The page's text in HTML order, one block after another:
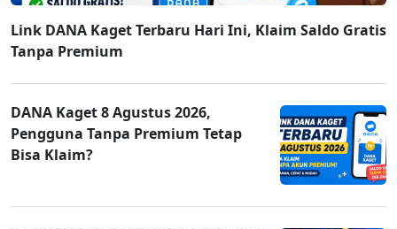
Link DANA Kaget Terbaru Hari Ini, Klaim Saldo Gratis
Tanpa Premium
DANA Kaget 8 Agustus 2026,
Pengguna Tanpa Premium Tetap
Bisa Klaim?